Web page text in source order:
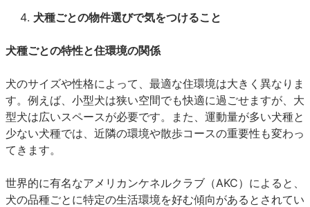
犬種ごとの物件選びで気をつけること
犬種ごとの特性と住環境の関係
犬のサイズや性格によって、最適な住環境は大きく異なりま
す。例えば、小型犬は狭い空間でも快適に過ごせますが、大
型犬は広いスペースが必要です。また、運動量が多い犬種と
少ない犬種では、近隣の環境や散歩コースの重要性も変わっ
てきます。
世界的に有名なアメリカンケネルクラブ（AKC）によると、
犬の品種ごとに特定の生活環境を好む傾向があるとされてい